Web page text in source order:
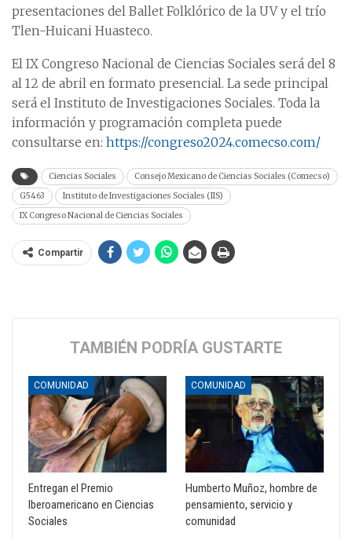
presentaciones del Ballet Folklórico de la UV y el trío
Tlen-Huicani Huasteco.
El IX Congreso Nacional de Ciencias Sociales será del 8
al 12 de abril en formato presencial. La sede principal
será el Instituto de Investigaciones Sociales. Toda la
información y programación completa puede
consultarse en: https://congreso2024.comecso.com/
Ciencias Sociales
Consejo Mexicano de Ciencias Sociales (Comecso)
G5463
Instituto de Investigaciones Sociales (IIS)
IX Congreso Nacional de Ciencias Sociales
Compartir
TAMBIÉN PODRÍA GUSTARTE
COMUNIDAD
Entregan el Premio
Iberoamericano en Ciencias
Sociales
COMUNIDAD
Humberto Muñoz, hombre de
pensamiento, servicio y
comunidad